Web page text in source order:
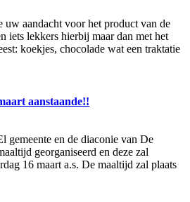
uw aandacht voor het product van de
iets lekkers hierbij maar dan met het
koekjes, chocolade wat een traktatie
aanstaande!!
gemeente en de diaconie van De
georganiseerd en deze zal
16 maart a.s. De maaltijd zal plaats